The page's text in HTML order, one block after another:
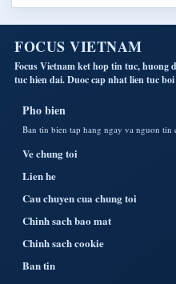
FOCUS VIETNAM
Focus Vietnam ket hop tin tuc, huong
tuc hien dai. Duoc cap nhat lien tuc
Pho bien
Ban tin bien tap hang ngay va nguon tin
Ve chung toi
Lien he
Cau chuyen cua chung toi
Chinh sach bao mat
Chinh sach cookie
Ban tin